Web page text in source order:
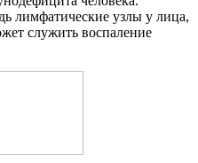
лимфатические узлы у лица,
служить воспаление